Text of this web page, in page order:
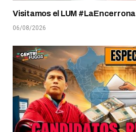
Visitamos el LUM #LaEncerrona
06/08/2026